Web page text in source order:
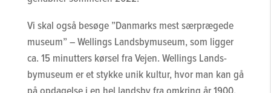
Vi skal også besøge ”Danmarks mest særprægede
museum” – Wellings Landsbymuseum, som ligger
ca. 15 minutters kørsel fra Vejen. Wellings Lands-
bymuseum er et stykke unik kultur, hvor man kan gå